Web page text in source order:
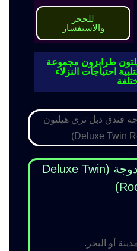
للحجز
والاستفسار
طرابزون مجموعة
احتياجات النزلاء
غرفة ديلوكس مزدوجة (Deluxe Twin
أو البحر.